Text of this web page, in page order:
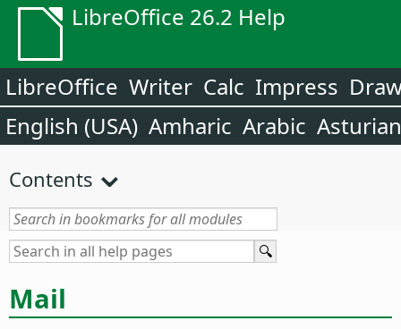
LibreOffice 26.2 Help
LibreOffice Writer Calc Impress
English (USA) Amharic Arabic Asturian
Contents
Mail